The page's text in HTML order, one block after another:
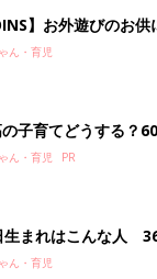
】お外遊びのお
ん・育児
子育てどうする？
ん・育児
生まれはこんな人
ん・育児